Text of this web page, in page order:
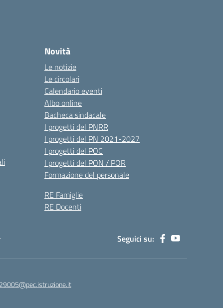
Novità
Le notizie
Le circolari
Calendario eventi
Albo online
Bacheca sindacale
I progetti del PNRR
I progetti del PN 2021-2027
I progetti del POC
I progetti del PON / POR
Formazione del personale
RE Famiglie
RE Docenti
Seguici su: